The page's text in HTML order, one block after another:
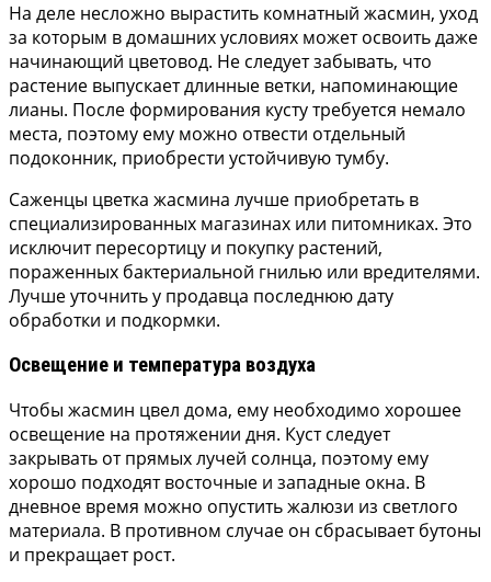
На деле несложно вырастить комнатный жасмин, уход
за которым в домашних условиях может освоить даже
начинающий цветовод. Не следует забывать, что
растение выпускает длинные ветки, напоминающие
лианы. После формирования кусту требуется немало
места, поэтому ему можно отвести отдельный
подоконник, приобрести устойчивую тумбу.
Саженцы цветка жасмина лучше приобретать в
специализированных магазинах или питомниках. Это
исключит пересортицу и покупку растений,
пораженных бактериальной гнилью или вредителями.
Лучше уточнить у продавца последнюю дату
обработки и подкормки.
Освещение и температура воздуха
Чтобы жасмин цвел дома, ему необходимо хорошее
освещение на протяжении дня. Куст следует
закрывать от прямых лучей солнца, поэтому ему
хорошо подходят восточные и западные окна. В
дневное время можно опустить жалюзи из светлого
материала. В противном случае он сбрасывает бутоны
и прекращает рост.